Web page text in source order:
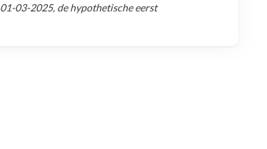
01-03-2025, de hypothetische eerst